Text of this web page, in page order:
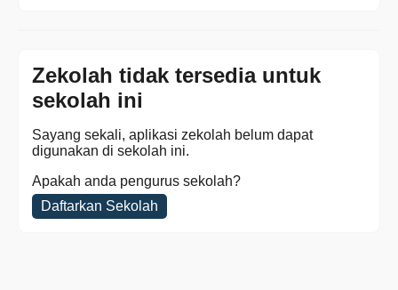
Zekolah tidak tersedia untuk
sekolah ini
Sayang sekali, aplikasi zekolah belum dapat
digunakan di sekolah ini.
Apakah anda pengurus sekolah?
Daftarkan Sekolah